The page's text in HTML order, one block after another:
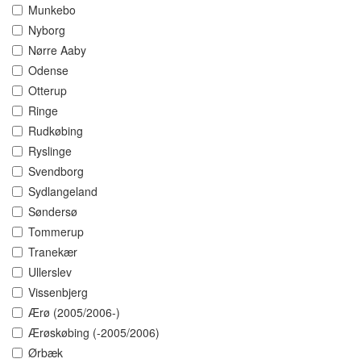
Munkebo
Nyborg
Nørre Aaby
Odense
Otterup
Ringe
Rudkøbing
Ryslinge
Svendborg
Sydlangeland
Søndersø
Tommerup
Tranekær
Ullerslev
Vissenbjerg
Ærø (2005/2006-)
Ærøskøbing (-2005/2006)
Ørbæk